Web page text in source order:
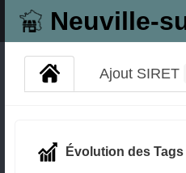
Neuville-
Ajout SIRET
Évolution des